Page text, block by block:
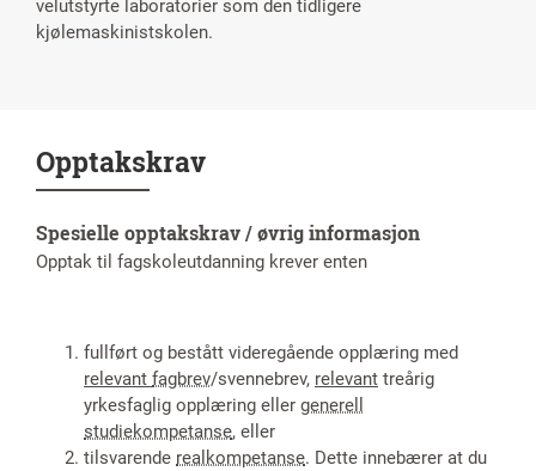
velutstyrte laboratorier som den tidligere
kjølemaskinistskolen.
Opptakskrav
Spesielle opptakskrav / øvrig informasjon
Opptak til fagskoleutdanning krever enten
fullført og bestått videregående opplæring med
relevant fagbrev/svennebrev, relevant treårig
yrkesfaglig opplæring eller generell
studiekompetanse, eller
tilsvarende realkompetanse. Dette innebærer at du